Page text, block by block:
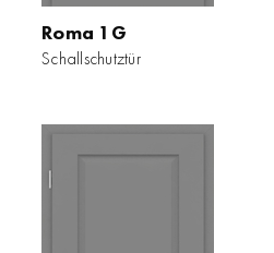
Roma 1G
Schallschutztür